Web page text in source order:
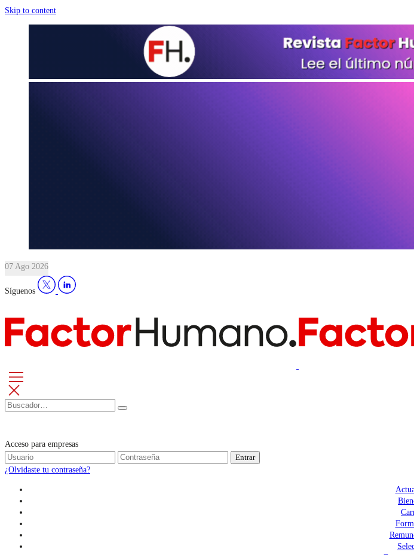
Skip to content
07 Ago 2026
Síguenos
Acceso para empresas
Entrar
¿Olvidaste tu contraseña?